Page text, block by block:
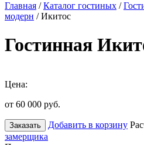
Главная /Каталог гостиных /
модерн / Икитос
Гостинная
Цена:
от 60 000 руб.
Заказать Добавить в корзину
замерщика